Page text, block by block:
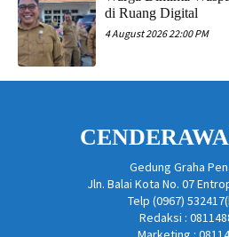
di Ruang Digital
4 August 2026 22:00 PM
Gedung Graha
Jln. Balai Kota No. 07
Telp (0967)
Redaksi :